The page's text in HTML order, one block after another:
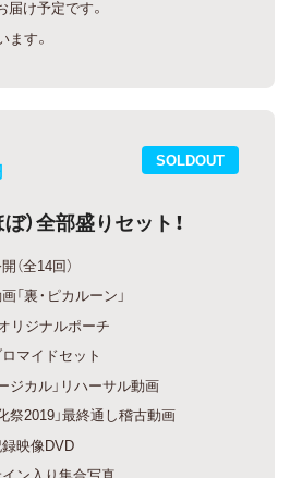
け予定です。
す。
SOLDOUT
）全部盛りセット！
（全14回）
「裏・ピカルーン」
リジナルポーチ
ロマイドセット
ジカル」リハーサル動画
祭2019」最終通し稽古動画
録映像DVD